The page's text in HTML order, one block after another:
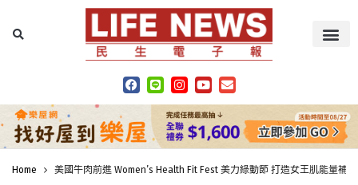
Home 美國牛肉前進 Women’s Health Fit Fest 美力綠動節 打造女王肌能量補